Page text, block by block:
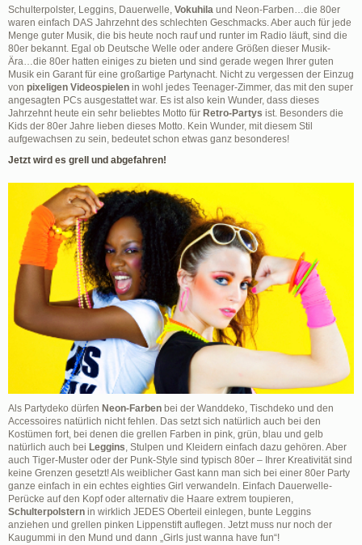
Schulterpolster, Leggins, Dauerwelle, Vokuhila und Neon-Farben…die 80er
waren einfach DAS Jahrzehnt des schlechten Geschmacks. Aber auch für jede
Menge guter Musik, die bis heute noch rauf und runter im Radio läuft, sind die
80er bekannt. Egal ob Deutsche Welle oder andere Größen dieser Musik-
Ära…die 80er hatten einiges zu bieten und sind gerade wegen Ihrer guten
Musik ein Garant für eine großartige Partynacht. Nicht zu vergessen der Einzug
von pixeligen Videospielen in wohl jedes Teenager-Zimmer, das mit den super
angesagten PCs ausgestattet war. Es ist also kein Wunder, dass dieses
Jahrzehnt heute ein sehr beliebtes Motto für Retro-Partys ist. Besonders die
Kids der 80er Jahre lieben dieses Motto. Kein Wunder, mit diesem Stil
aufgewachsen zu sein, bedeutet schon etwas ganz besonderes!
Jetzt wird es grell und abgefahren!
Als Partydeko dürfen Neon-Farben bei der Wanddeko, Tischdeko und den
Accessoires natürlich nicht fehlen. Das setzt sich natürlich auch bei den
Kostümen fort, bei denen die grellen Farben in pink, grün, blau und gelb
natürlich auch bei Leggins, Stulpen und Kleidern einfach dazu gehören. Aber
auch Tiger-Muster oder der Punk-Style sind typisch 80er – Ihrer Kreativität sind
keine Grenzen gesetzt! Als weiblicher Gast kann man sich bei einer 80er Party
ganze einfach in ein echtes eighties Girl verwandeln. Einfach Dauerwelle-
Perücke auf den Kopf oder alternativ die Haare extrem toupieren,
Schulterpolstern in wirklich JEDES Oberteil einlegen, bunte Leggins
anziehen und grellen pinken Lippenstift auflegen. Jetzt muss nur noch der
Kaugummi in den Mund und dann „Girls just wanna have fun“!